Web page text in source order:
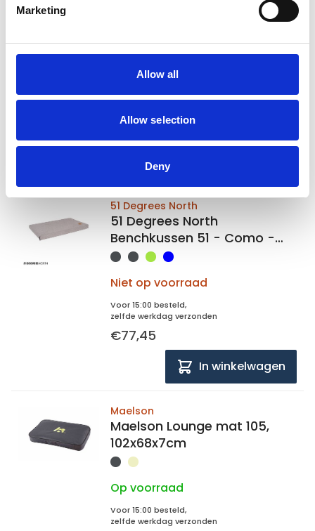
Marketing
Allow all
Allow selection
Deny
104x68
Op voorraad
Voor 15:00 besteld,
51 Degrees North
51 Degrees North
Benchkussen 51 - Como -
Mattress - XL - 104x68x5
Niet op voorraad
Voor 15:00 besteld,
zelfde werkdag verzonden
€77,45
In winkelwagen
Maelson
Maelson Lounge mat 105,
102x68x7cm
Op voorraad
Voor 15:00 besteld,
zelfde werkdag verzonden